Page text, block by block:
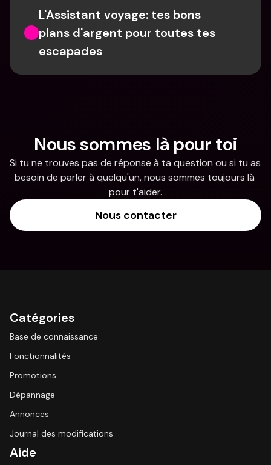
L'Assistant voyage: tes bons
plans d'argent pour toutes tes
escapades
Nous sommes là pour toi
Si tu ne trouves pas de réponse à ta question ou si tu as
besoin de parler à quelqu'un, nous sommes toujours là
pour t'aider.
Nous contacter
Catégories
Base de connaissance
Fonctionnalités
Promotions
Dépannage
Annonces
Journal des modifications
Aide